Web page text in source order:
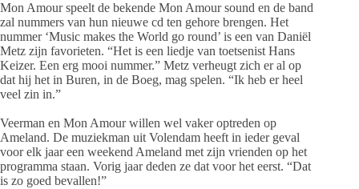
Mon Amour speelt de bekende Mon Amour sound en de band
zal nummers van hun nieuwe cd ten gehore brengen. Het
nummer ‘Music makes the World go round’ is een van Daniël
Metz zijn favorieten. “Het is een liedje van toetsenist Hans
Keizer. Een erg mooi nummer.” Metz verheugt zich er al op
dat hij het in Buren, in de Boeg, mag spelen. “Ik heb er heel
veel zin in.”
Veerman en Mon Amour willen wel vaker optreden op
Ameland. De muziekman uit Volendam heeft in ieder geval
voor elk jaar een weekend Ameland met zijn vrienden op het
programma staan. Vorig jaar deden ze dat voor het eerst. “Dat
is zo goed bevallen!”